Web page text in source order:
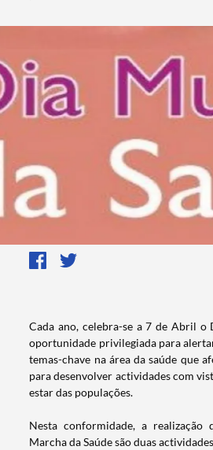
​Cada ano, celebra-se a 7 de Abril o
oportunidade privilegiada para
temas-chave na área da saúde que
para desenvolver actividades com
estar das populações.
Nesta conformidade, a
Marcha da Saúde são duas